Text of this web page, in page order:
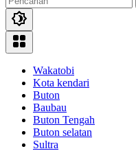
Wakatobi
Kota kendari
Buton
Baubau
Buton Tengah
Buton selatan
Sultra